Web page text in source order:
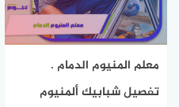
معلم المنيوم الدمام .
تفصيل شبابيك ألمنيوم